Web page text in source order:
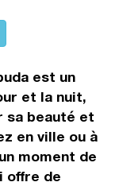
est un
et la nuit,
sa beauté et
en ville ou à
moment de
offre de